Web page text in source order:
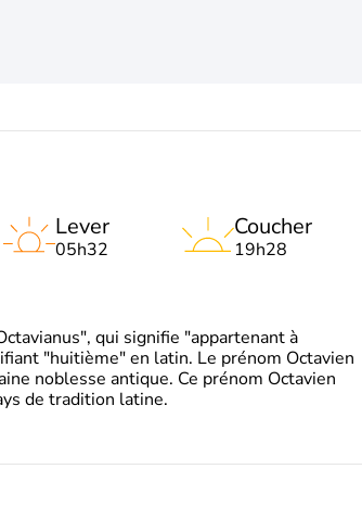
Lever
05h32
Coucher
19h28
qui signifie "appartenant à
"huitième" en latin. Le prénom Octavien
noblesse antique. Ce prénom Octavien
de tradition latine.